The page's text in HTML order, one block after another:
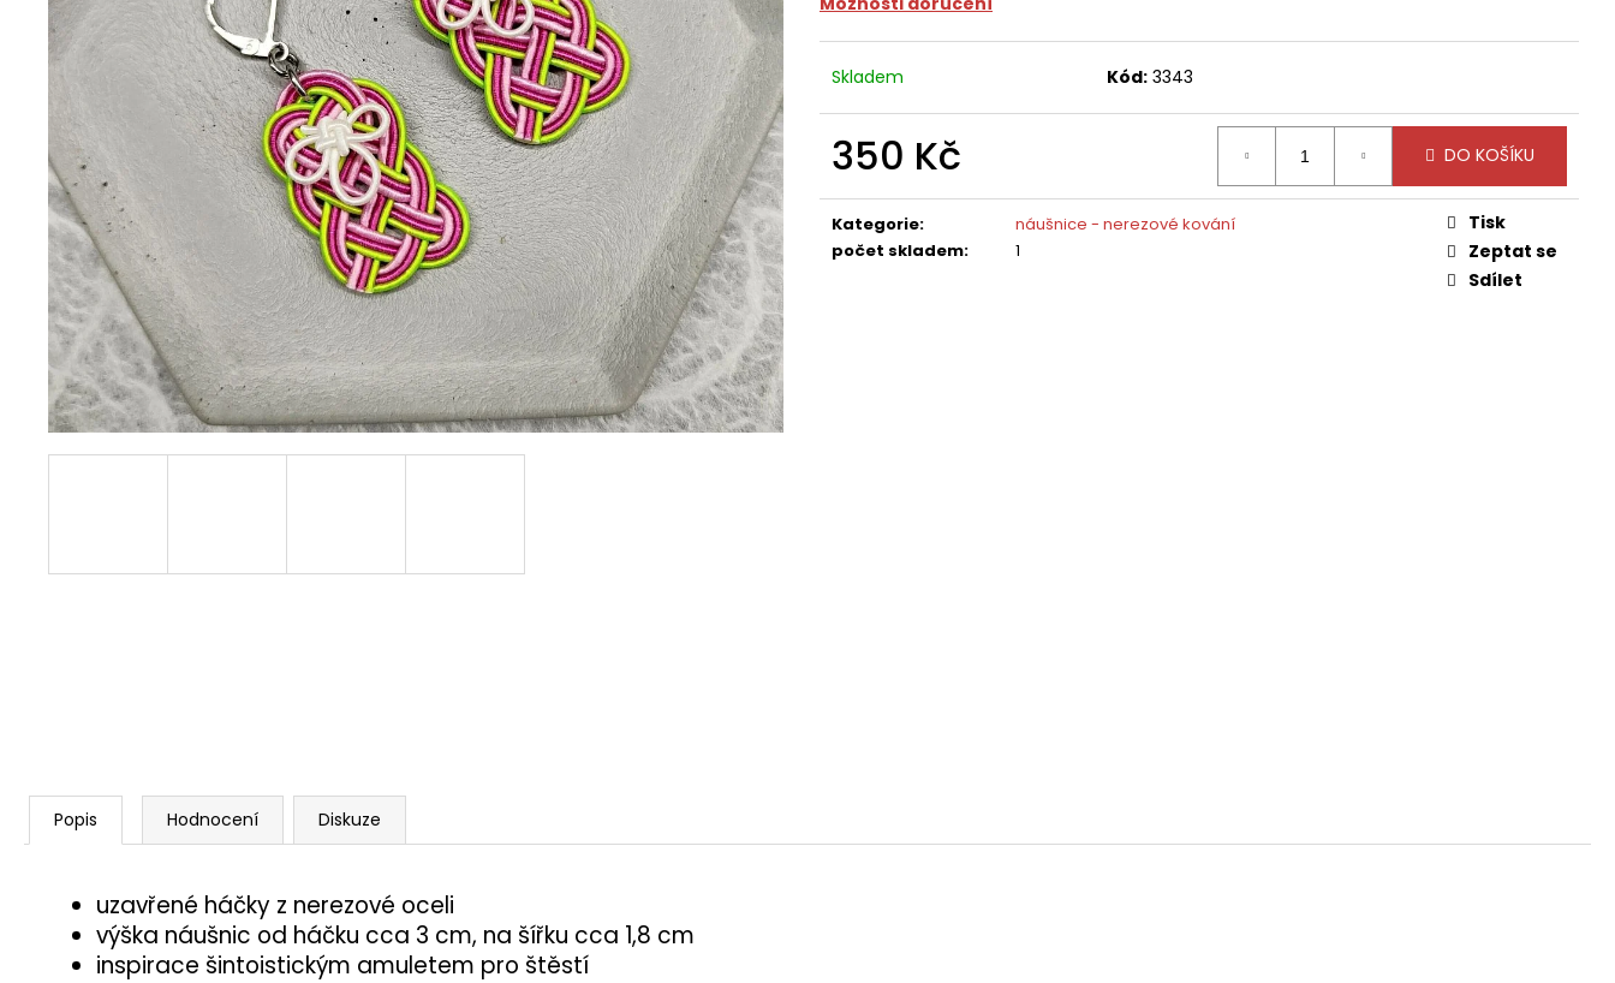
Skladem Kód: 3343
350 Kč
cena:
DO KOŠÍKU
Kategorie:
náušnice - nerezové kování
počet skladem: 1
Tisk
Zeptat se
Sdílet
Popis Hodnocení Diskuze
uzavřené háčky z nerezové oceli
výška náušnic od háčku cca 3 cm, na šířku cca 1,8 cm
inspirace šintoistickým amuletem pro štěstí